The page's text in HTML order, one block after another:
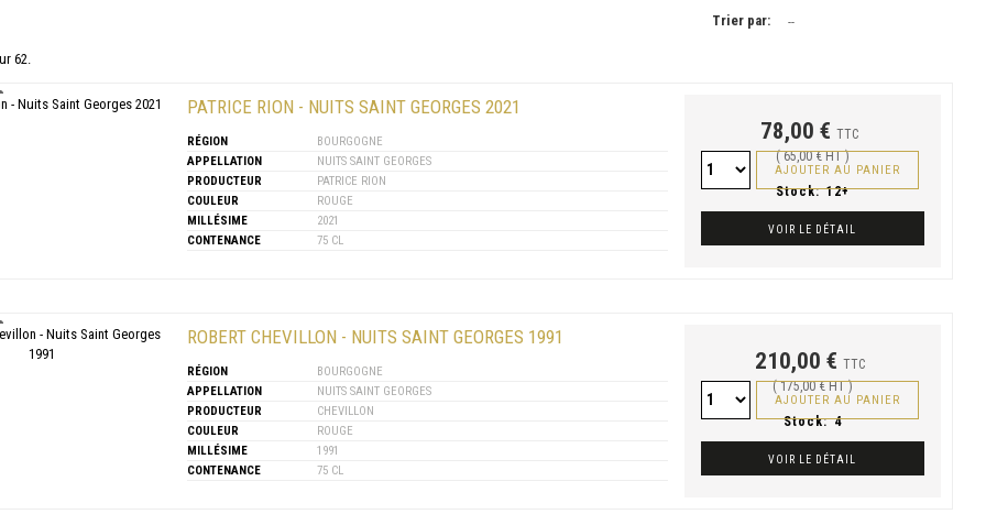
Trier par: --
62.
PATRICE RION - NUITS SAINT GEORGES 2021
RÉGION
BOURGOGNE
APPELLATION
NUITS SAINT GEORGES
PRODUCTEUR
PATRICE RION
COULEUR
ROUGE
MILLÉSIME
2021
CONTENANCE
75 CL
78,00 € TTC
( 65,00 € HT )
Stock: 12+
AJOUTER AU PANIER
VOIR LE DÉTAIL
ROBERT CHEVILLON - NUITS SAINT GEORGES 1991
RÉGION
BOURGOGNE
APPELLATION
NUITS SAINT GEORGES
PRODUCTEUR
CHEVILLON
COULEUR
ROUGE
MILLÉSIME
1991
CONTENANCE
75 CL
210,00 € TTC
( 175,00 € HT )
Stock: 4
AJOUTER AU PANIER
VOIR LE DÉTAIL